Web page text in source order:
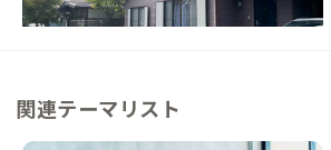
この家からの距離 72km
関連テーマリスト